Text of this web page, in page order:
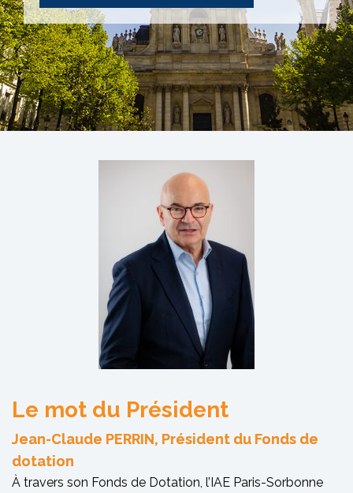
Le mot du Président
Jean-Claude PERRIN, Président du Fonds de
dotation
À travers son Fonds de Dotation, l’IAE Paris-Sorbonne